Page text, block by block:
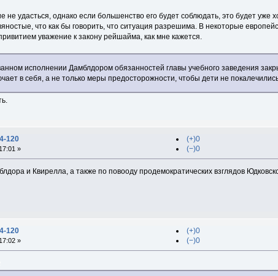
не удасться, однако если большенство его будет соблюдать, это будет уже
что как бы говорить, что ситуация разрешима. В некоторые
уважение к закону рейшайма, как мне кажется.
исполнении Дамблдором обязанностей главы учебного заведения
в себя, а не только меры предосторожности, чтобы дети не
120
»
(+)0
(−)0
и Квирелла, а также по повооду продемократических взглядов
120
»
(+)0
(−)0